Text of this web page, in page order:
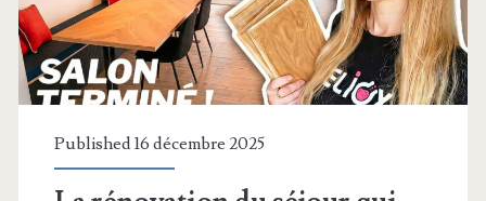
Published 16 décembre 2025